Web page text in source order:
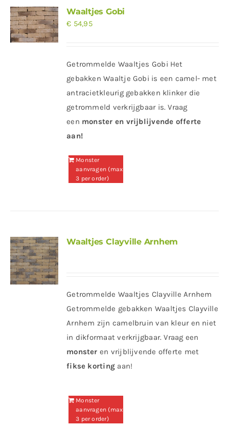
Waaltjes Gobi
€ 54,95
Getrommelde Waaltjes Gobi Het
gebakken Waaltje Gobi is een camel- met
antracietkleurig gebakken klinker die
getrommeld verkrijgbaar is. Vraag
een monster en vrijblijvende offerte
aan!
Monster
aanvragen (max
3 per order)
Waaltjes Clayville Arnhem
Getrommelde Waaltjes Clayville Arnhem
Getrommelde gebakken Waaltjes Clayville
Arnhem zijn camelbruin van kleur en niet
in dikformaat verkrijgbaar. Vraag een
monster en vrijblijvende offerte met
fikse korting aan!
Monster
aanvragen (max
3 per order)